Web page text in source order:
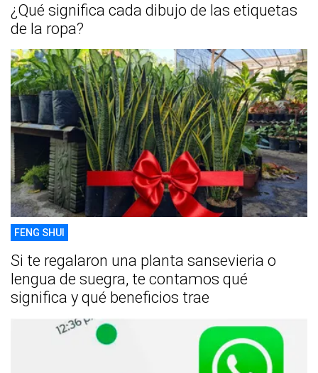
¿Qué significa cada dibujo de las etiquetas
de la ropa?
FENG SHUI
Si te regalaron una planta sansevieria o
lengua de suegra, te contamos qué
significa y qué beneficios trae